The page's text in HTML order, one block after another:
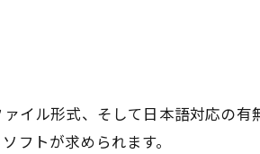
イル形式、そして日本語対応の有
フトが求められます。